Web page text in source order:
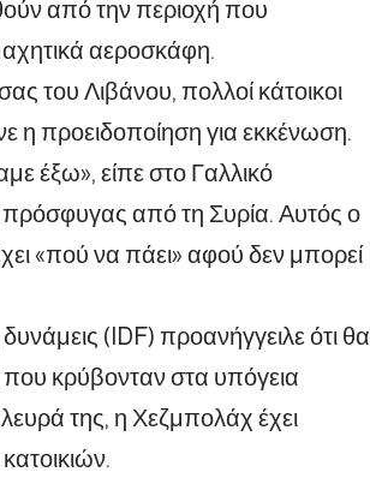
από την περιοχή που
αεροσκάφη.
του Λιβάνου, πολλοί κάτοικοι
η προειδοποίηση για εκκένωση.
έξω», είπε στο Γαλλικό
από τη Συρία. Αυτός ο
«πού να πάει» αφού δεν μπορεί
(IDF) προανήγγειλε ότι θα
κρύβονταν στα υπόγεια
της, η Χεζμπολάχ έχει